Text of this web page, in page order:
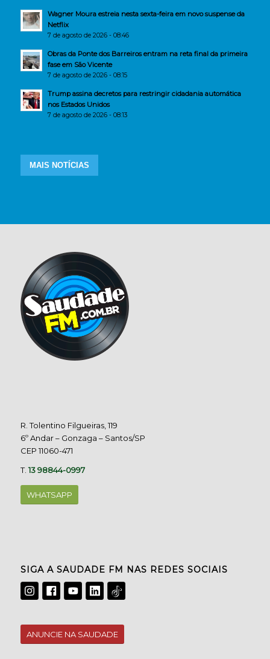
Wagner Moura estreia nesta sexta-feira em novo suspense da
Netflix
7 de agosto de 2026 - 08:46
Obras da Ponte dos Barreiros entram na reta final da primeira
fase em São Vicente
7 de agosto de 2026 - 08:15
Trump assina decretos para restringir cidadania automática
nos Estados Unidos
7 de agosto de 2026 - 08:13
MAIS NOTÍCIAS
R. Tolentino Filgueiras, 119
6º Andar – Gonzaga – Santos/SP
CEP 11060-471
T.13 98844-0997
WHATSAPP
SIGA A SAUDADE FM NAS REDES SOCIAIS
ANUNCIE NA SAUDADE